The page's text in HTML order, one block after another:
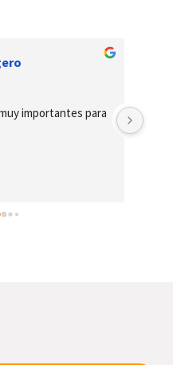
importantes para